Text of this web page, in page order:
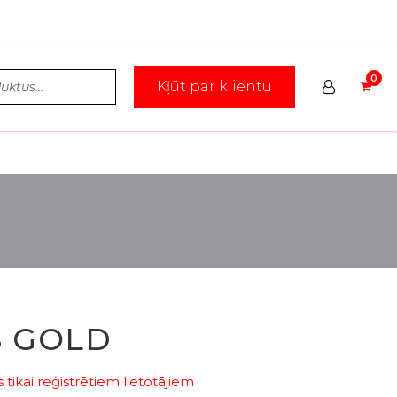
Kļūt par klientu
GOLD
tikai reģistrētiem lietotājiem